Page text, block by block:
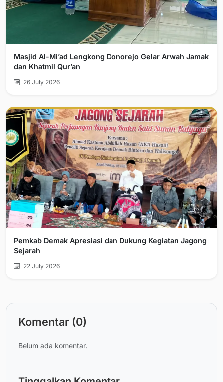
Masjid Al-Mi’ad Lengkong Donorejo Gelar Arwah Jamak
dan Khatmil Qur’an
26 July 2026
Pemkab Demak Apresiasi dan Dukung Kegiatan Jagong
Sejarah
22 July 2026
Komentar (0)
Belum ada komentar.